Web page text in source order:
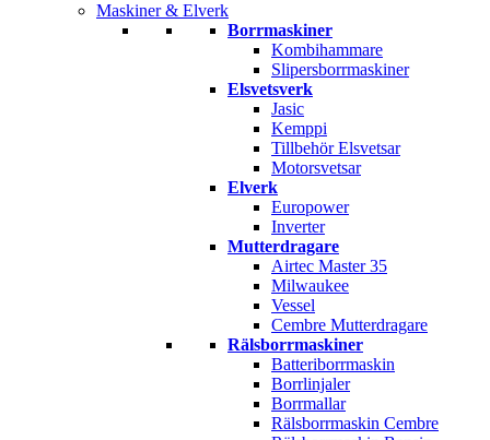
Maskiner & Elverk
Borrmaskiner
Kombihammare
Slipersborrmaskiner
Elsvetsverk
Jasic
Kemppi
Tillbehör Elsvetsar
Motorsvetsar
Elverk
Europower
Inverter
Mutterdragare
Airtec Master 35
Milwaukee
Vessel
Cembre Mutterdragare
Rälsborrmaskiner
Batteriborrmaskin
Borrlinjaler
Borrmallar
Rälsborrmaskin Cembre